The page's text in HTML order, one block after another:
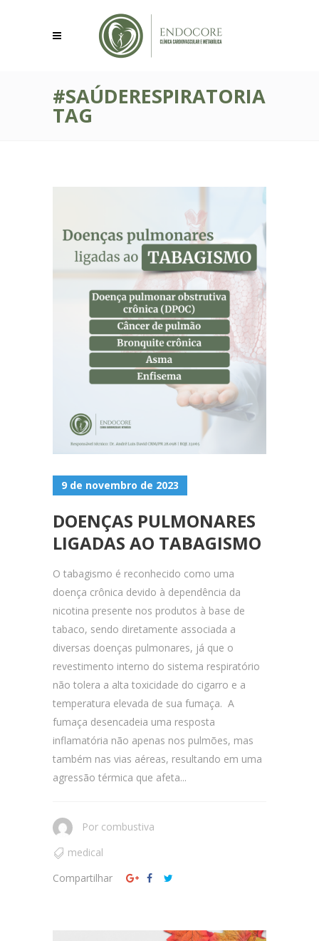
#SAÚDERESPIRATORIA
TAG
9 de novembro de 2023
DOENÇAS PULMONARES
LIGADAS AO TABAGISMO
O tabagismo é reconhecido como uma
doença crônica devido à dependência da
nicotina presente nos produtos à base de
tabaco, sendo diretamente associada a
diversas doenças pulmonares, já que o
revestimento interno do sistema respiratório
não tolera a alta toxicidade do cigarro e a
temperatura elevada de sua fumaça. A
fumaça desencadeia uma resposta
inflamatória não apenas nos pulmões, mas
também nas vias aéreas, resultando em uma
agressão térmica que afeta...
Por combustiva
medical
Compartilhar